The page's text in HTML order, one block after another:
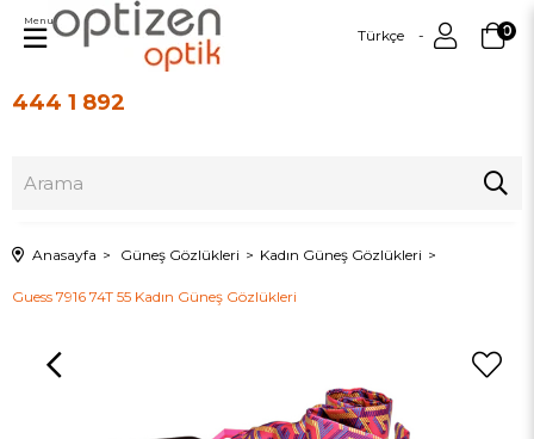
444 1 892
Türkçe 0
Menu
Anasayfa Güneş Gözlükleri Kadın Güneş Gözlükleri
Guess 7916 74T 55 Kadın Güneş Gözlükleri